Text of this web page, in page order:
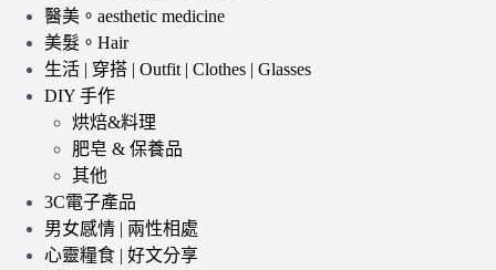
醫美。aesthetic medicine
美髮。Hair
生活 | 穿搭 | Outfit | Clothes | Glasses
DIY 手作
烘焙&料理
肥皂 & 保養品
其他
3C電子產品
男女感情 | 兩性相處
心靈糧食 | 好文分享